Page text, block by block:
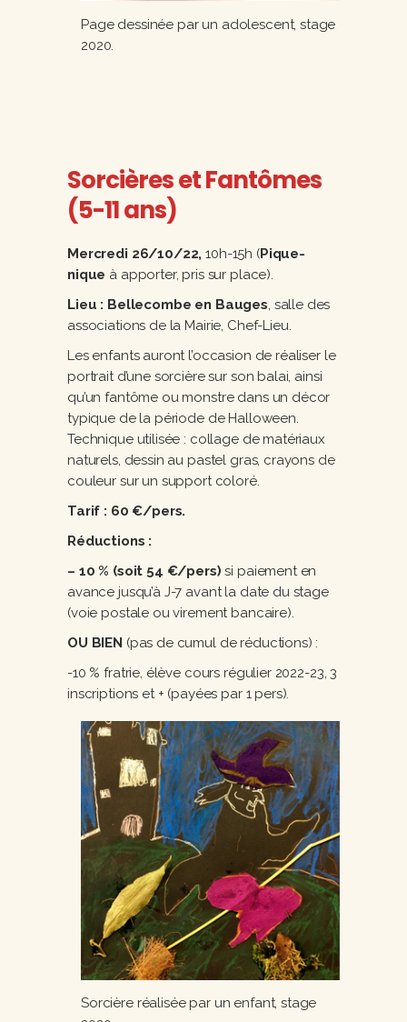
Page dessinée par un adolescent, stage
2020.
Sorcières et Fantômes
(5-11 ans)
Mercredi 26/10/22,10h-15h (Pique-
nique à apporter, pris sur place).
Lieu : Bellecombe en Bauges, salle des
associations de la Mairie, Chef-Lieu.
Les enfants auront l’occasion de réaliser le
portrait d’une sorcière sur son balai, ainsi
qu’un fantôme ou monstre dans un décor
typique de la période de Halloween.
Technique utilisée : collage de matériaux
naturels, dessin au pastel gras, crayons de
couleur sur un support coloré.
Tarif : 60 €/pers.
Réductions :
– 10 % (soit 54 €/pers)si paiement en
avance jusqu’à J-7 avant la date du stage
(voie postale ou virement bancaire).
OU BIEN (pas de cumul de réductions) :
-10 % fratrie, élève cours régulier 2022-23, 3
inscriptions et + (payées par 1 pers).
Sorcière réalisée par un enfant, stage